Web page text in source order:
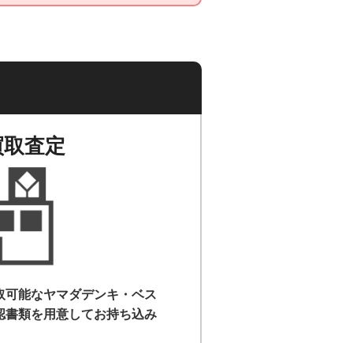
査定
能なヤマダデンキ・ベス
書類を用意してお持ち込み